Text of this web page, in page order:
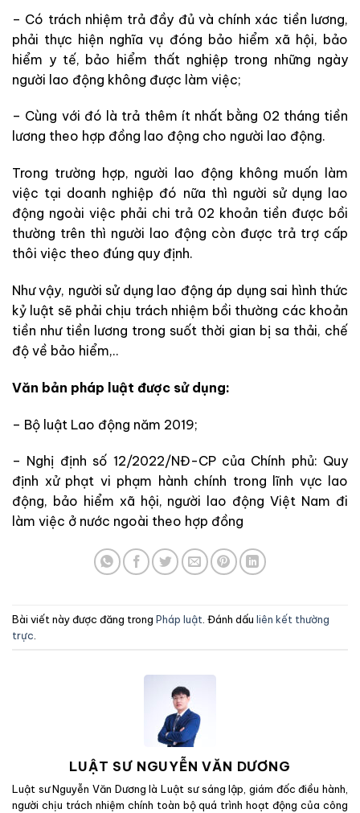
– Có trách nhiệm trả đầy đủ và chính xác tiền lương,
phải thực hiện nghĩa vụ đóng bảo hiểm xã hội, bảo
hiểm y tế, bảo hiểm thất nghiệp trong những ngày
người lao động không được làm việc;
– Cùng với đó là trả thêm ít nhất bằng 02 tháng tiền
lương theo hợp đồng lao động cho người lao động.
Trong trường hợp, người lao động không muốn làm
việc tại doanh nghiệp đó nữa thì người sử dụng lao
động ngoài việc phải chi trả 02 khoản tiền được bồi
thường trên thì người lao động còn được trả trợ cấp
thôi việc theo đúng quy định.
Như vậy, người sử dụng lao động áp dụng sai hình thức
kỷ luật sẽ phải chịu trách nhiệm bồi thường các khoản
tiền như tiền lương trong suốt thời gian bị sa thải, chế
độ về bảo hiểm,..
Văn bản pháp luật được sử dụng:
– Bộ luật Lao động năm 2019;
– Nghị định số 12/2022/NĐ-CP của Chính phủ: Quy
định xử phạt vi phạm hành chính trong lĩnh vực lao
động, bảo hiểm xã hội, người lao động Việt Nam đi
làm việc ở nước ngoài theo hợp đồng
Bài viết này được đăng trong Pháp luật . Đánh dấu liên kết thường
trực
LUẬT SƯ NGUYỄN VĂN DƯƠNG
Luật sư Nguyễn Văn Dương là Luật sư sáng lập, giám đốc điều hành,
người chịu trách nhiệm chính toàn bộ quá trình hoạt động của công